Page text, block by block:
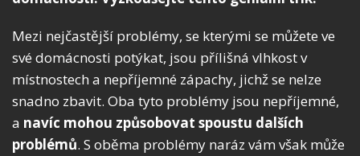
Mezi nejčastější problémy, se kterými se můžete ve
své domácnosti potýkat, jsou přílišná vlhkost v
místnostech a nepříjemné zápachy, jichž se nelze
snadno zbavit. Oba tyto problémy jsou nepříjemné,
a navíc mohou způsobovat spoustu dalších
problémů. S oběma problémy naráz vám však může